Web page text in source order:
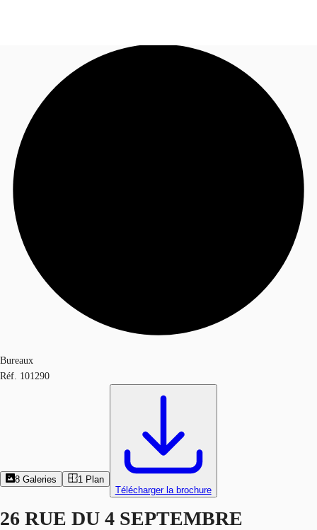
Blog
Données marchés
Appelez maintenant
Bureaux
Réf. 101290
8 Galeries 1 Plan
Télécharger la brochure
26 RUE DU 4 SEPTEMBRE